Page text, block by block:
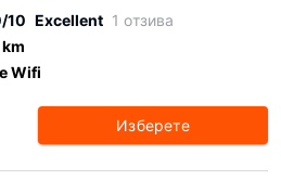
10 Excellent 1 отзива
Wifi
Изберете